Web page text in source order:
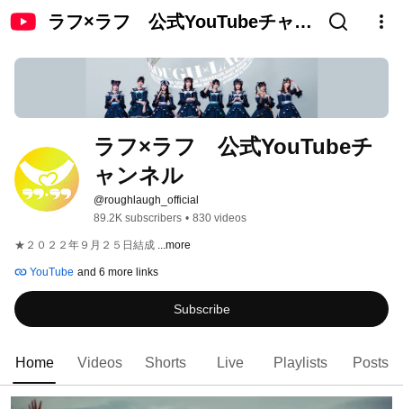
ラフ×ラフ 公式YouTubeチャン
ラフ×ラフ　公式YouTubeチ
ャンネル
@roughlaugh_official
89.2K subscribers • 830 videos
★２０２２年９月２５日結成 ...more
YouTube and 6 more links
Subscribe
Home Videos Shorts Live Playlists Posts